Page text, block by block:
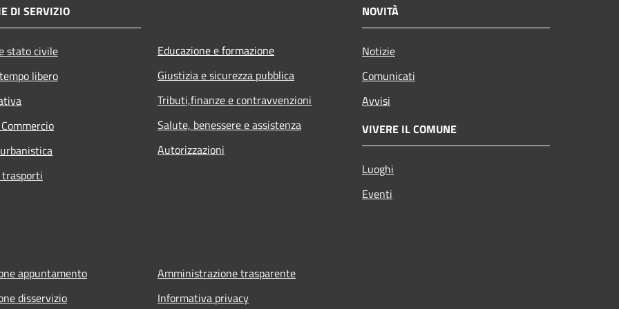
DI SERVIZIO
stato civile
libero
Educazione e formazione
Giustizia e sicurezza pubblica
Tributi,finanze e contravvenzioni
Salute, benessere e assistenza
Autorizzazioni
NOVITÀ
Notizie
Comunicati
Avvisi
VIVERE IL COMUNE
Luoghi
Eventi
appuntamento
disservizio
Amministrazione trasparente
Informativa privacy